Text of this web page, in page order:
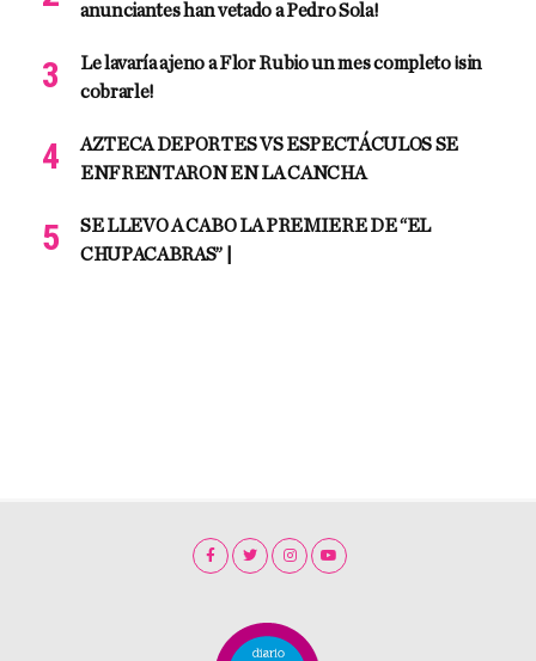
anunciantes han vetado a Pedro Sola!
Le lavaría ajeno a Flor Rubio un mes completo ¡sin
cobrarle!
AZTECA DEPORTES VS ESPECTÁCULOS SE
ENFRENTARON EN LA CANCHA
SE LLEVO A CABO LA PREMIERE DE “EL
CHUPACABRAS” |